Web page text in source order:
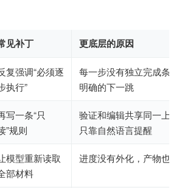
见补丁 更底层的原因
复强调“必须逐
执行”
每一步没有独立完成条
明确的下一跳
写一条“只
”规则
验证和编辑共享同一上
只靠自然语言提醒
模型重新读取
部材料
进度没有外化，产物也